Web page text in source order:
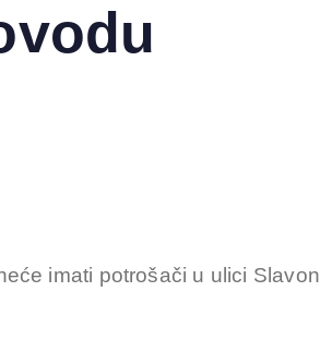
imati potrošači u ulici